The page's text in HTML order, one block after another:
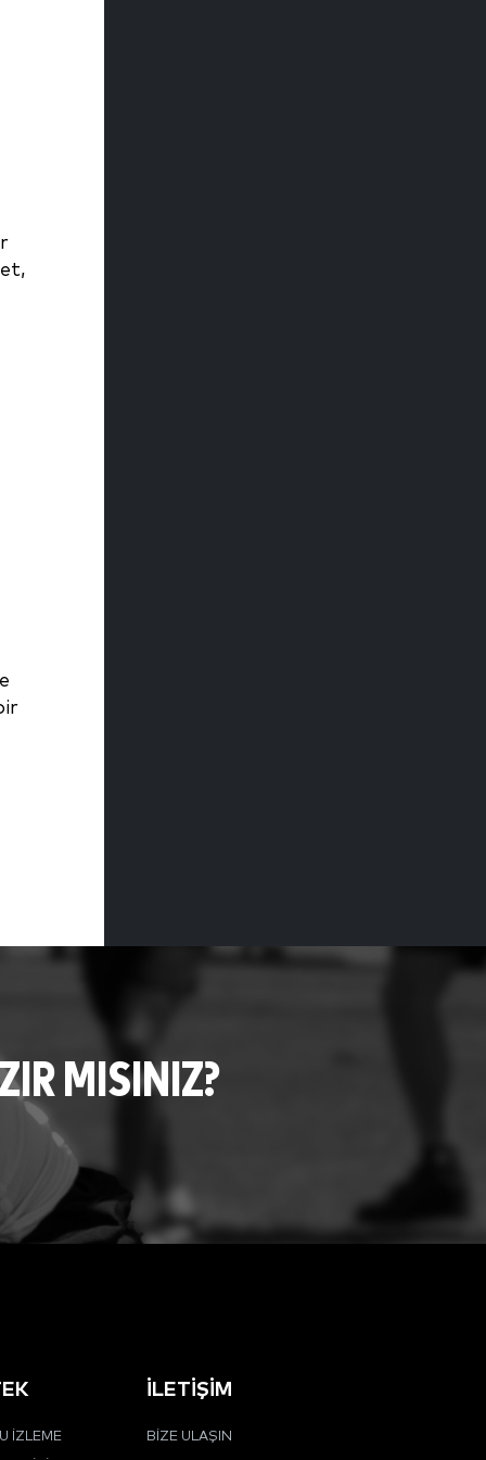
MISINIZ?
İZLEME
İLETIŞIM
BIZE ULAŞIN